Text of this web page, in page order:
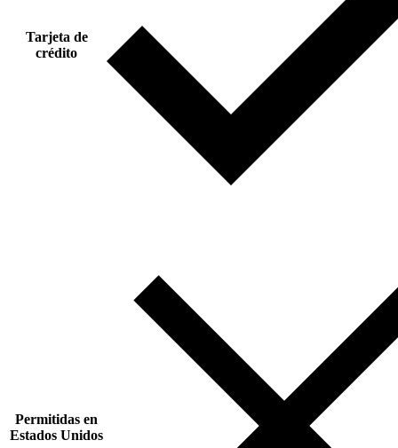
Tarjeta de
crédito
Permitidas en
Estados Unidos